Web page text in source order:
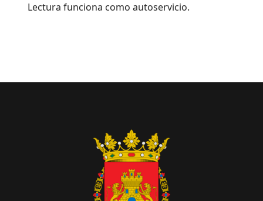
Lectura funciona como autoservicio.